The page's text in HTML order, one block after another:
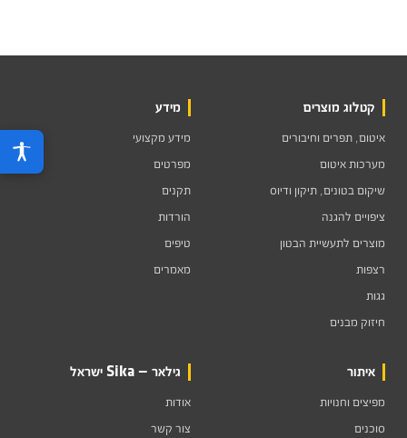
קטלוג מוצרים
איטום, תפרים וחיבורים
מערכות איטום
שיקום בטונים, תיקון ודיוס
ציפויים להגנה
מוצרים לתעשיית הבטון
רצפות
גגות
חיזוק מבנים
מידע
מידע מקצועי
מפרטים
תקנים
הורדות
טיפים
מאמרים
איתור
מפיצים וחנויות
סוכנים
גילאר — Sika ישראל
אודות
צור קשר